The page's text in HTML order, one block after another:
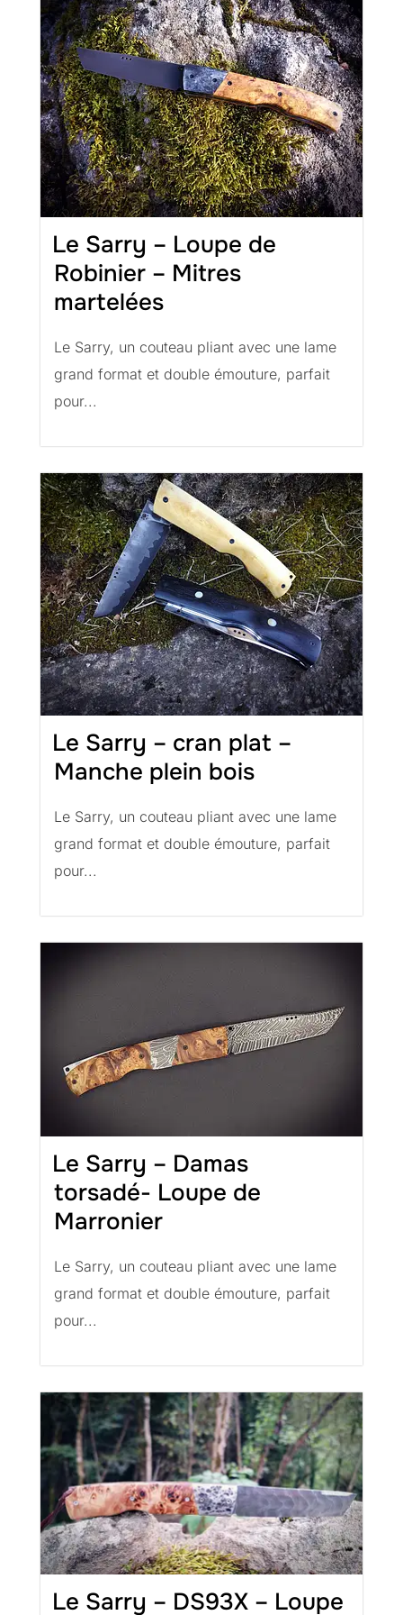
Le Sarry – Loupe de
Robinier – Mitres
martelées
Le Sarry, un couteau pliant avec une lame
grand format et double émouture, parfait
pour...
Le Sarry – cran plat –
Manche plein bois
Le Sarry, un couteau pliant avec une lame
grand format et double émouture, parfait
pour...
Le Sarry – Damas
torsadé- Loupe de
Marronier
Le Sarry, un couteau pliant avec une lame
grand format et double émouture, parfait
pour...
Le Sarry – DS93X – Loupe